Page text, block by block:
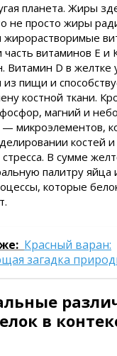
планета. Жиры
не просто жиры
жирорастворимые
часть витаминов Е и
Витамин D в желтке
из пищи и
костной ткани.
магний и
— микроэлементов,
костей
В сумме
палитру яйца
которые
Красный варан:
загадка
в